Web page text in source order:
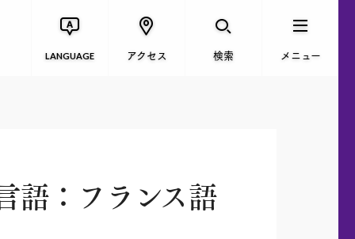
LANGUAGE アクセス 検索 メニュー
語：フランス語